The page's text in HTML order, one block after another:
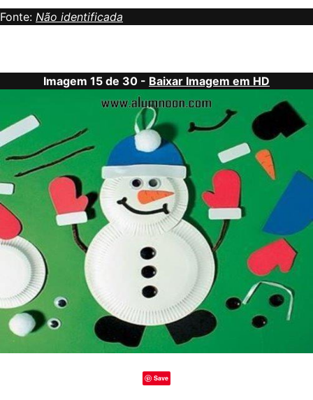
Fonte: Não identificada
Imagem 15 de 30 - Baixar Imagem em HD
Save